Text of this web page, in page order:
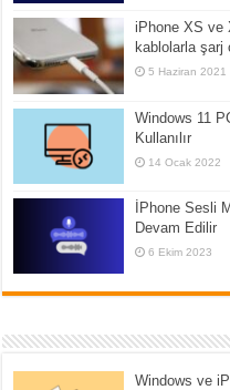
iPhone XS ve
kablolarla şarj
5 Haziran 2021
Windows 11
Kullanılır
14 Ocak 2022
İPhone Sesli
Devam Edilir
6 Ekim 2023
Windows ve